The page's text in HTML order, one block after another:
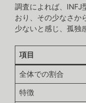
調査によれば、INFJ
おり、その少なさか
少ないと感じ、孤独
項目
全体での割合
特徴